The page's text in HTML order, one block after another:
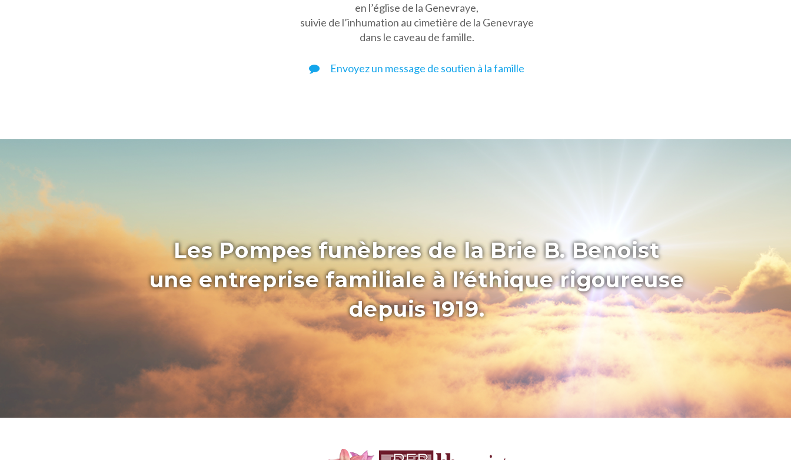
en l’église de la Genevraye,
suivie de l’inhumation au cimetière de la Genevraye
dans le caveau de famille.
Envoyez un message de soutien à la famille
Les Pompes funèbres de la Brie B. Benoist
une entreprise familiale à l’éthique rigoureuse
depuis 1919.